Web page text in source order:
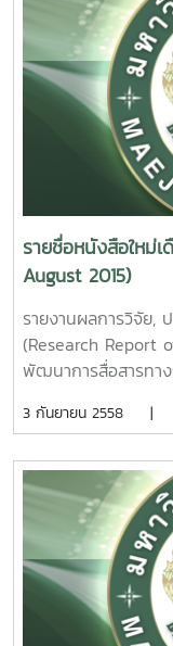
Maejo
5. การศึกษาศักยภาพ
มาผลิตเอทานอล. ม
มหาวิทยาลัยแม่โจ้
A study on the
waste for the
Mayura
ดัชนีความสุขของชุ
แม่โจ้ – แพร่ ฑีฆา โย
โจ้. 70 หน้า. เ
Community
Conservation of
Province Teeka
7. ปัจจัยที่เป็นตัวกำ
พื้นที่ ตำบลแม่แฝก อ
เพิกศึก รายงานผล
เรียกหนังสือ 2558
Organic Farming
Chiangmai
8.
รียมฟิลม์พอลิพรอ
รายงานผลการวิจัย
พัฒนาศักยภาพเกษต
ตอนบน. นคเรศ รัง
74 หน้า. เ
The
Rubber Farms in
Rungkawat
ตรวจสอบปริมาณแก๊
อุตสาหกรรมเกษตรด้
กออกไซด์ที่อุณหภูมิต่
มหาวิทยาลัยแม่โจ้
The
Noxious NG3 Gas
Fabricated from
temperature.
แวดล้อมโดยใช้ฟิลม์ที่
หน้า. เลข
Enhance
Hazardous Gas
Platinum Loaded
Kruefu Maejo
เทียบกับหัวเรื่องภา
รายชื่อหนังสือใหม่
August 2015)
รายงานผลการวิจัย,
(Research Report
พัฒนาการสื่อสารทา
มหาวิทยาลัยแม่โจ้
Development for
Northern,
2. ยุ
การท่องเที่ยวเชิงนิเ
เชียงใหม่ พิมพ์ชนก
แม่โจ้ 63 หน้
3 กันยายน 2558 |